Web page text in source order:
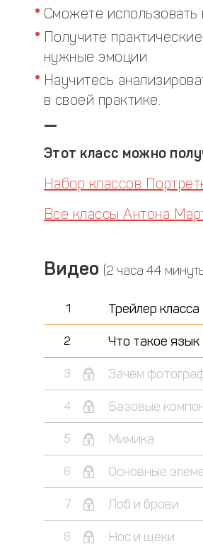
Сможете использовать
Получите
нужные эмоции.
Научитесь
в своей практике.
—
Этот класс можно
Набор классов
Все классы Антона
Видео (2 часа 44
1 Трейлер класса
2 Что такое язык
3 Зачем
4 Базовые
5 Мимика
6 Основные
7 Лоб и брови
8 Нос и щеки